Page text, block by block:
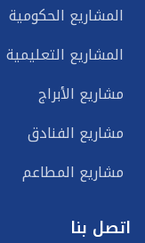
المشاريع الحكومية
المشاريع التعليمية
مشاريع الأبراج
مشاريع الفنادق
مشاريع المطاعم
اتصل بنا